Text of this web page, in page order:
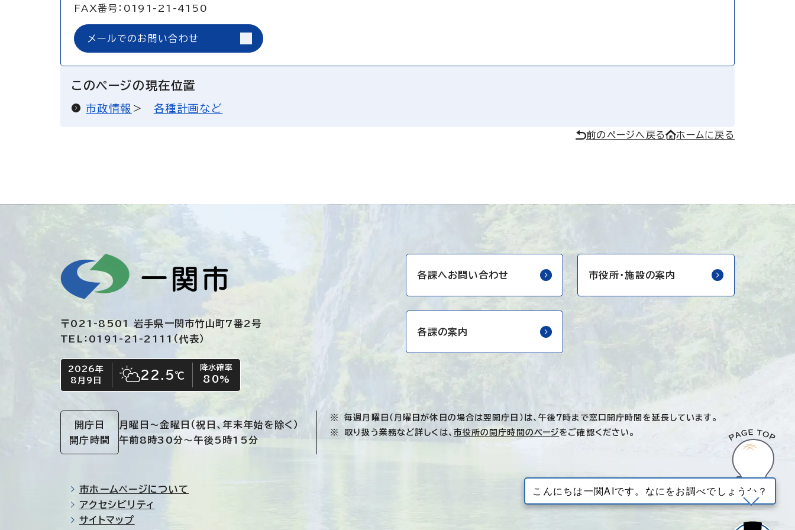
FAX番号：0191-21-4150
メールでのお問い合わせ
このページの現在位置
市政情報 各種計画など
前のページへ戻る ホームに戻る
〒021-8501 岩手県一関市竹山町7番2号
TEL：0191-21-2111（代表）
今日の日付
2026年
8月9日
今日の天気
晴れ時々くもり
22.5℃
降水確率
80%
各課へお問い合わせ 市役所・施設の案内
各課の案内
開庁日
開庁時間
月曜日～金曜日 （祝日、年末年始を除く）
午前8時30分～午後5時15分
毎週月曜日（月曜日が休日の場合は翌開庁日）は、午後7時まで窓口開庁時間を延長しています。
取り扱う業務など詳しくは、 市役所の開庁時間のページをご確認ください。
市ホームページについて
アクセシビリティ
サイトマップ